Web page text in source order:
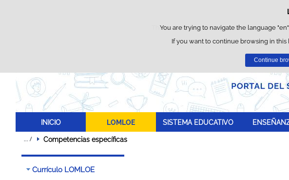
This website uses its own cookies to facilitate
You can get more
You are trying to navigate the language
If you want to continue browsing in
Continue
INICIO LOMLOE SISTEMA EDUCATIVO
Competencias específicas
Currículo LOMLOE